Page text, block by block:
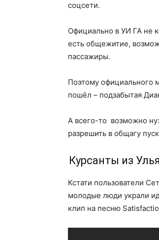
соцсети.
Официально в УИ ГА не
есть общежитие,
пассажиры.
Поэтому официального
пошёл – подзабытая
А всего-то возможно
разрешить в общагу
Курсанты из
Кстати пользователи
молодые люди украли
клип на песню